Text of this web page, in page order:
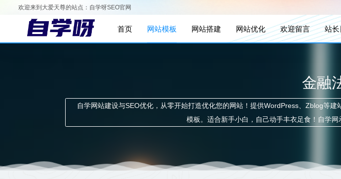
欢迎来到大爱天尊的站点：自学呀SEO官网
首页 网站模板 网站搭建 网站优化 欢迎留言 站
金融
自学网站建设与SEO优化，从零开始打造优化您的网站！提供WordPress、Zblog等
模板。适合新手小白，自己动手丰衣足食！自学网